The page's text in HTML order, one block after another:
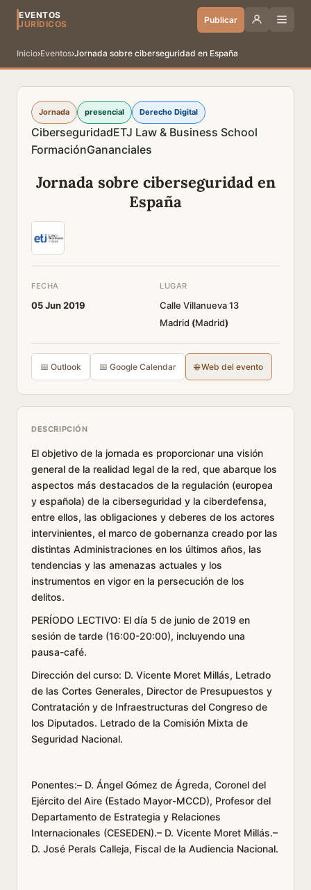
EVENTOS
JURÍDICOS
Publicar
Inicio›Eventos›Jornada sobre ciberseguridad en España
Jornada presencial Derecho Digital
CiberseguridadETJ Law & Business School
FormaciónGananciales
Jornada sobre ciberseguridad en
España
FECHA
05 Jun 2019
LUGAR
Calle Villanueva 13
Madrid (Madrid)
📅 Outlook 📅 Google Calendar 🌐 Web del evento
DESCRIPCIÓN
El objetivo de la jornada es proporcionar una visión
general de la realidad legal de la red, que abarque los
aspectos más destacados de la regulación (europea
y española) de la ciberseguridad y la ciberdefensa,
entre ellos, las obligaciones y deberes de los actores
intervinientes, el marco de gobernanza creado por las
distintas Administraciones en los últimos años, las
tendencias y las amenazas actuales y los
instrumentos en vigor en la persecución de los
delitos.
PERÍODO LECTIVO: El día 5 de junio de 2019 en
sesión de tarde (16:00-20:00), incluyendo una
pausa-café.
Dirección del curso: D. Vicente Moret Millás, Letrado
de las Cortes Generales, Director de Presupuestos y
Contratación y de Infraestructuras del Congreso de
los Diputados. Letrado de la Comisión Mixta de
Seguridad Nacional.
Ponentes:– D. Ángel Gómez de Ágreda, Coronel del
Ejército del Aire (Estado Mayor-MCCD), Profesor del
Departamento de Estrategia y Relaciones
Internacionales (CESEDEN).– D. Vicente Moret Millás.–
D. José Perals Calleja, Fiscal de la Audiencia Nacional.